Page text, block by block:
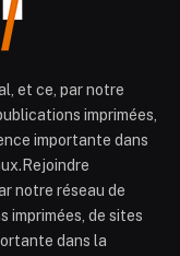
et ce, par notre
imprimées,
importante dans
notre réseau de
de sites
dans la